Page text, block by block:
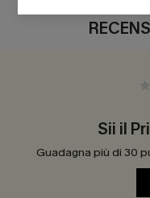
Sii il
Guadagna più di 30